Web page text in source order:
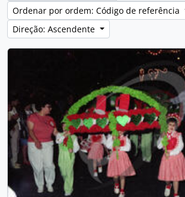
Ordenar por ordem: Código de referência
Direção: Ascendente